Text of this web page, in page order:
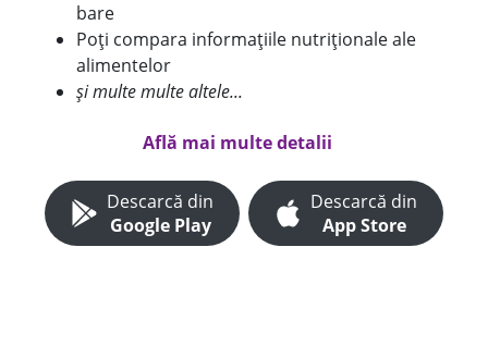
bare
Poți compara informațiile nutriționale ale
alimentelor
și multe multe altele...
Află mai multe detalii
Descarcă din
Google Play
Descarcă din
App Store